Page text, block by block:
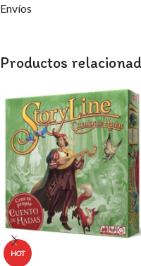
Envíos
Productos
HOT